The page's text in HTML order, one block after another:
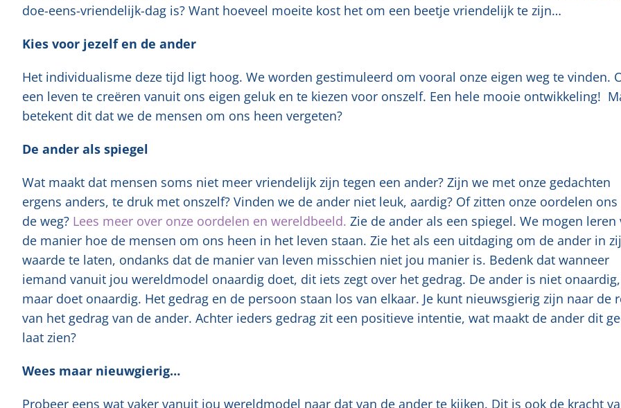
doe-eens-vriendelijk-dag is? Want hoeveel moeite kost het om een beetje vriendelijk te zijn…
Kies voor jezelf en de ander
Het individualisme deze tijd ligt hoog. We worden gestimuleerd om vooral onze eigen weg te vinden.
een leven te creëren vanuit ons eigen geluk en te kiezen voor onszelf. Een hele mooie ontwikkeling!
betekent dit dat we de mensen om ons heen vergeten?
De ander als spiegel
Wat maakt dat mensen soms niet meer vriendelijk zijn tegen een ander? Zijn we met onze gedachten
ergens anders, te druk met onszelf? Vinden we de ander niet leuk, aardig? Of zitten onze oordelen ons
de weg? Lees meer over onze oordelen en wereldbeeld. Zie de ander als een spiegel. We mogen leren
de manier hoe de mensen om ons heen in het leven staan. Zie het als een uitdaging om de ander in
waarde te laten, ondanks dat de manier van leven misschien niet jou manier is. Bedenk dat wanneer
iemand vanuit jou wereldmodel onaardig doet, dit iets zegt over het gedrag. De ander is niet onaardig,
maar doet onaardig. Het gedrag en de persoon staan los van elkaar. Je kunt nieuwsgierig zijn naar de
van het gedrag van de ander. Achter ieders gedrag zit een positieve intentie, wat maakt de ander dit
laat zien?
Wees maar nieuwgierig…
Probeer eens wat vaker vanuit jou wereldmodel naar dat van de ander te kijken. Dit is ook de kracht